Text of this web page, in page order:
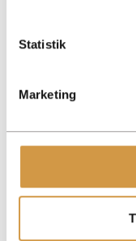
Statistik
Marketing
KONTAKT
MAN-FRE: KL. 9 -15